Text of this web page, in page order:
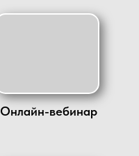
Онлайн-вебинар